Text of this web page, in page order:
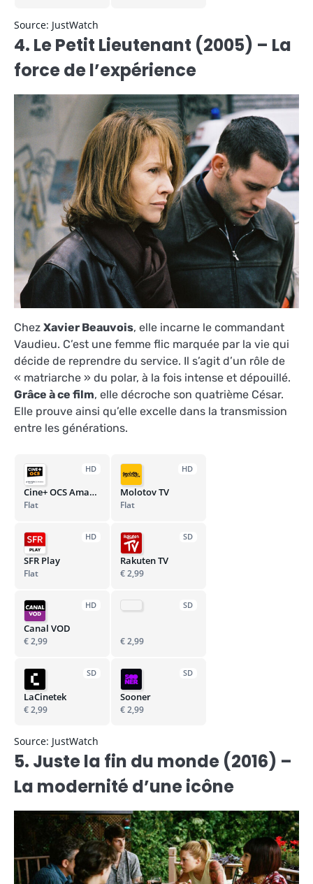
Source: JustWatch
4. Le Petit Lieutenant (2005) – La
force de l’expérience
Chez Xavier Beauvois, elle incarne le commandant
Vaudieu. C’est une femme flic marquée par la vie qui
décide de reprendre du service. Il s’agit d’un rôle de
« matriarche » du polar, à la fois intense et dépouillé.
Grâce à ce film, elle décroche son quatrième César.
Elle prouve ainsi qu’elle excelle dans la transmission
entre les générations.
HD
Cine+ OCS Amazon Channel
Flat
HD
Molotov TV
Flat
HD
SFR Play
Flat
SD
Rakuten TV
€ 2,99
HD
Canal VOD
€ 2,99
SD
€ 2,99
SD
LaCinetek
€ 2,99
SD
Sooner
€ 2,99
Source: JustWatch
5. Juste la fin du monde (2016) –
La modernité d’une icône